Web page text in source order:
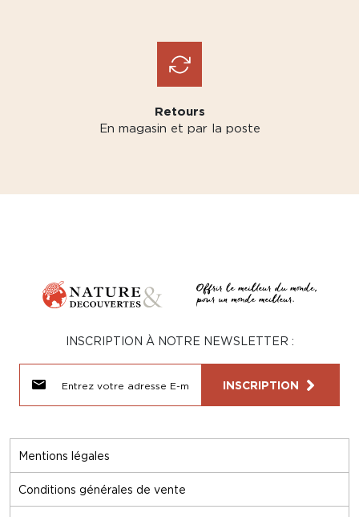
Retours
En magasin et par la poste
Mentions légales
Conditions générales de vente
INSCRIPTION À NOTRE NEWSLETTER :
INSCRIPTION